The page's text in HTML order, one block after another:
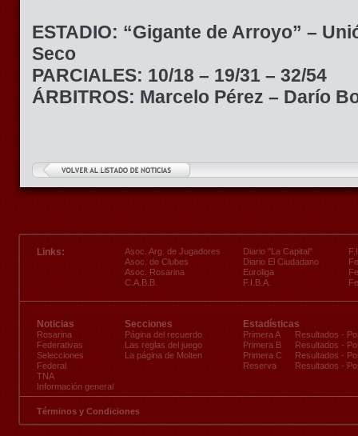
ESTADIO: “Gigante de Arroyo” –
Seco
PARCIALES: 10/18 – 19/31 – 32/54
ÁRBITROS: Marcelo Pérez – Darío
Links:
Asoc. Arg. de Jugadores
Asoc. de Clubes
Asoc. Rosarina
C.A.B.B.
Diario "La Capital"
Diario El Ciudadano
Euroliga
F.I.B.A.
Noticias
Rosarina
Federativas
Selecciones
Federal
TNA
Información general
Secciones
Página del recuerdo
Las reglas del juego
La página de Molten
Estadísticas
Primera A
Primera B
Primera C
Reserva
Resultados -
Resultados -
Resultados -
Resultados -
Términos y Condiciones